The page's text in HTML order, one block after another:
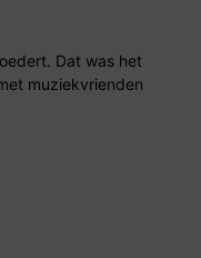
Dat was het
muziekvrienden